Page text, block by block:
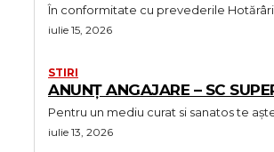
În conformitate cu prevederile
iulie 15, 2026
STIRI
ANUNȚ ANGAJARE – SC
iulie 13, 2026